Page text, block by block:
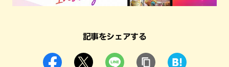
記事をシェアする